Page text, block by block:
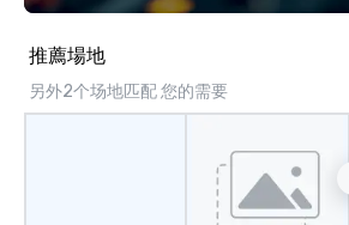
推薦場地
另外2个场地匹配 您的需要